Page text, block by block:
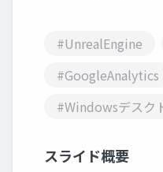
#UnrealEngine
#GoogleAnalytics
#Windowsデスク
スライド概要